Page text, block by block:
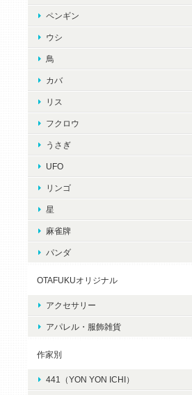
ペンギン
ウシ
鳥
カバ
リス
フクロウ
うさぎ
UFO
リンゴ
星
麻雀牌
パンダ
OTAFUKUオリジナル
アクセサリー
アパレル・服飾雑貨
作家別
441（YON YON ICHI）